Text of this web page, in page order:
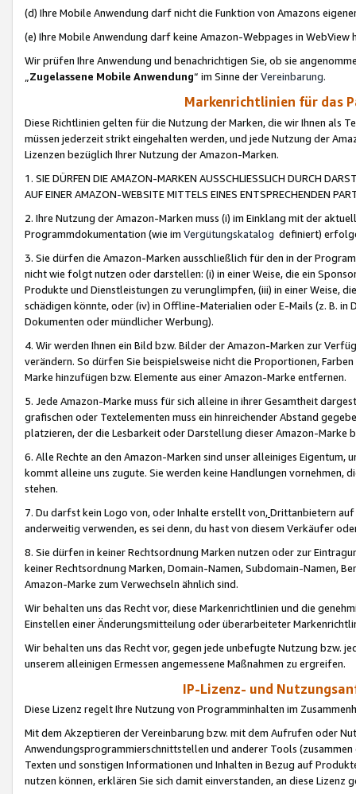
(d) Ihre Mobile Anwendung darf nicht die Funktion von Amazons
(e) Ihre Mobile Anwendung darf keine Amazon-Webpages in WebView
Wir prüfen Ihre Anwendung und benachrichtigen Sie, ob sie
„Zugelassene Mobile Anwendung“ im Sinne derVereinbarung.
Markenrichtlinien für das
Diese Richtlinien gelten für die Nutzung der Marken, die wir Ihnen als
müssen jederzeit strikt eingehalten werden, und jede Nutzung der
Lizenzen bezüglich Ihrer Nutzung der Amazon-Marken.
1. SIE DÜRFEN DIE AMAZON-MARKEN AUSSCHLIESSLICH DURCH
AUF EINER AMAZON-WEBSITE MITTELS EINES ENTSPRECHENDEN
2. Ihre Nutzung der Amazon-Marken muss (i) im Einklang mit der
Programmdokumentation (wie im Vergütungskatalog definiert)
3. Sie dürfen die Amazon-Marken ausschließlich für den in der
nicht wie folgt nutzen oder darstellen: (i) in einer Weise, die ein
Produkte und Dienstleistungen zu verunglimpfen, (iii) in einer Weise,
schädigen könnte, oder (iv) in Offline-Materialien oder E-Mails (z. B. in
Dokumenten oder mündlicher Werbung).
4. Wir werden Ihnen ein Bild bzw. Bilder der Amazon-Marken zur
verändern. So dürfen Sie beispielsweise nicht die Proportionen,
Marke hinzufügen bzw. Elemente aus einer Amazon-Marke entfernen.
5. Jede Amazon-Marke muss für sich alleine in ihrer Gesamtheit
grafischen oder Textelementen muss ein hinreichender Abstand
platzieren, der die Lesbarkeit oder Darstellung dieser Amazon-Marke
6. Alle Rechte an den Amazon-Marken sind unser alleiniges
kommt alleine uns zugute. Sie werden keine Handlungen vornehmen,
stehen.
7. Du darfst kein Logo von, oder Inhalte erstellt von,Drittanbietern auf
anderweitig verwenden, es sei denn, du hast von diesem Verkäufer
8. Sie dürfen in keiner Rechtsordnung Marken nutzen oder zur
keiner Rechtsordnung Marken, Domain-Namen, Subdomain-Namen,
Amazon-Marke zum Verwechseln ähnlich sind.
Wir behalten uns das Recht vor, diese Markenrichtlinien und die
Einstellen einer Änderungsmitteilung oder überarbeiteter
Wir behalten uns das Recht vor, gegen jede unbefugte Nutzung bzw.
unserem alleinigen Ermessen angemessene Maßnahmen zu ergreifen.
IP-Lizenz- und
Diese Lizenz regelt Ihre Nutzung von Programminhalten im
Mit dem Akzeptieren der Vereinbarung bzw. mit dem Aufrufen oder
Anwendungsprogrammierschnittstellen und anderer Tools (zusammen
Texten und sonstigen Informationen und Inhalten in Bezug auf
nutzen können, erklären Sie sich damit einverstanden, an diese Lizenz